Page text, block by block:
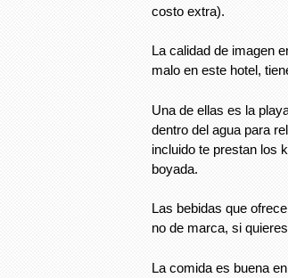
costo extra).
La calidad de imagen
malo en este hotel,
Una de ellas es la
dentro del agua para
incluido te prestan los
boyada.
Las bebidas que
no de marca, si
La comida es buena